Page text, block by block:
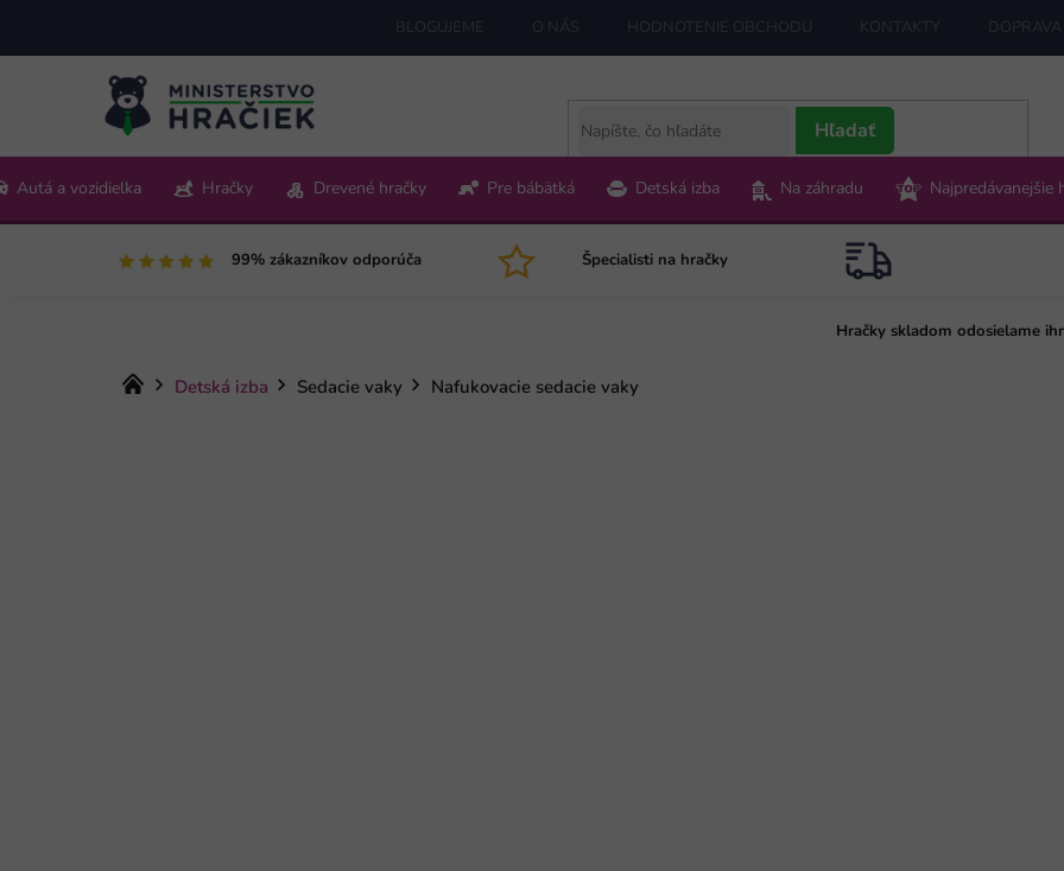
obsah
BLOGUJEME O NÁS HODNOTENIE OBCHODU KONTAKTY
Pon-Pia 9:00-15:00
Hľadať
Autá a vozidielka Hračky Drevené hračky Pre bábätká Detská izba Na záhradu Najpredávanejšie
99% zákazníkov odporúča Špecialisti na hračky
Hračky skladom odosielame
Domov
Detská izba Sedacie vaky Nafukovacie sedacie vaky